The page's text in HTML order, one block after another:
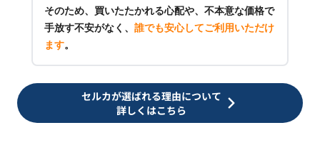
そのため、買いたたかれる心配や、不本意な価格で
手放す不安がなく、 誰でも安心してご利用いただけ
ます。
セルカが選ばれる理由について
詳しくはこちら